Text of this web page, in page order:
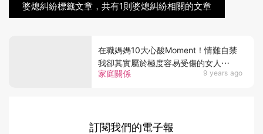
婆熄糾紛標籤文章，共有1則婆熄糾紛相關的文章
家庭關係 9 years ago
在職媽媽10大心酸Moment！情難自禁
我卻其實屬於極度容易受傷的女人⋯
訂閱我們的電子報